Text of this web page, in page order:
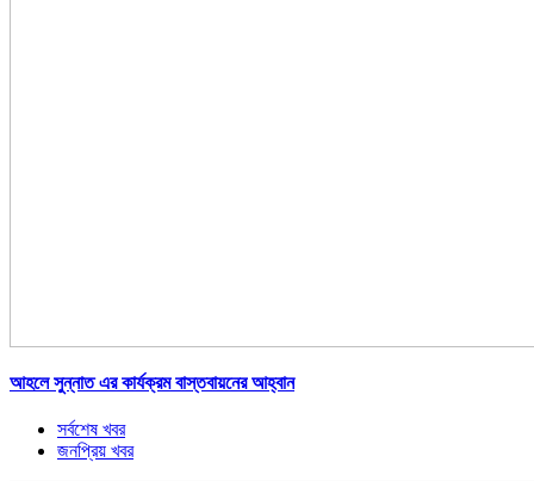
আহলে সুন্নাত এর কার্যক্রম বাস্তবায়নের আহ্বান
সর্বশেষ খবর
জনপ্রিয় খবর